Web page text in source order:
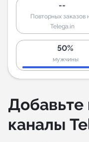
--
Повторных заказов
Telega.in
50%
мужчины
каналы